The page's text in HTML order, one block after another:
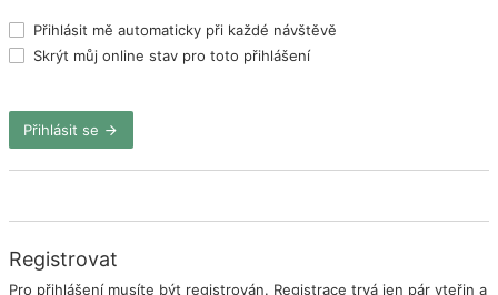
Přihlásit mě automaticky při každé návštěvě
Skrýt můj online stav pro toto přihlášení
Přihlásit se
Registrovat
Pro přihlášení musíte být registrován. Registrace trvá jen pár vteřin a